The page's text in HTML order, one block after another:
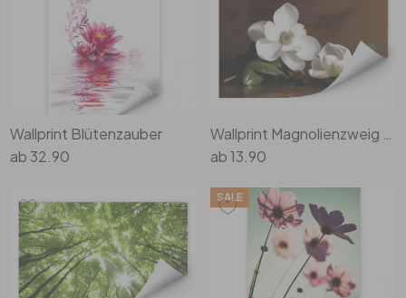
Eingangsbereich
Wallprint Blütenzauber
ab32.90
ab13.90
SALE